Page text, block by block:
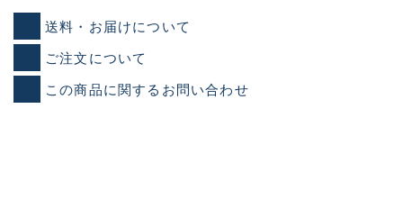
送料・お届けについて
ご注文について
この商品に関するお問い合わせ